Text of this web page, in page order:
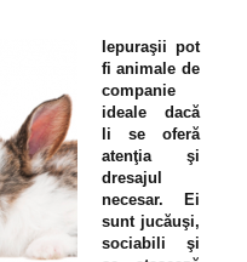
Iepuraşii pot
fi animale de
companie
ideale dacă
li se oferă
atenţia şi
dresajul
necesar. Ei
sunt jucăuşi,
sociabili şi